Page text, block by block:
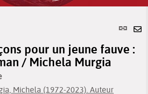
link
pour un jeune fauve :
/ Michela Murgia
Michela (1972-2023). Auteur